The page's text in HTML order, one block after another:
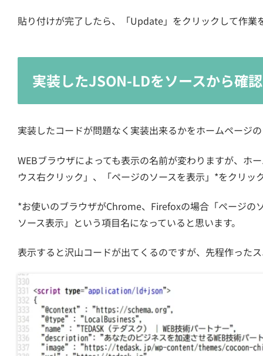
貼り付けが完了したら、「Update」をクリックして作業
実装したJSON-LDをソースから確認
実装したコードが問題なく実装出来るかをホームページ
WEBブラウザによっても表示の名前が変わりますが、ホ
ウス右クリック」、「ページのソースを表示」*をクリッ
*お使いのブラウザがChrome、Firefoxの場合「ページ
ソース表示」という項目名になっていると思います。
表示すると沢山コードが出てくるのですが、先程作った